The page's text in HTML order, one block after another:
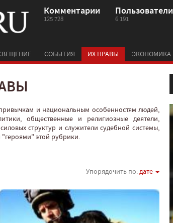
Комментарии
125 728
Пользователи
6 191
СОБЫТИЯ ИХ НРАВЫ ЭКОНОМИКА
и национальным особенностям людей,
общественные и религиозные деятели,
структур и служители судебной системы,
"героями" этой рубрики.
Упорядочить по:дате